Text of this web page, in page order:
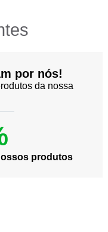
por nós!
da nossa
produtos